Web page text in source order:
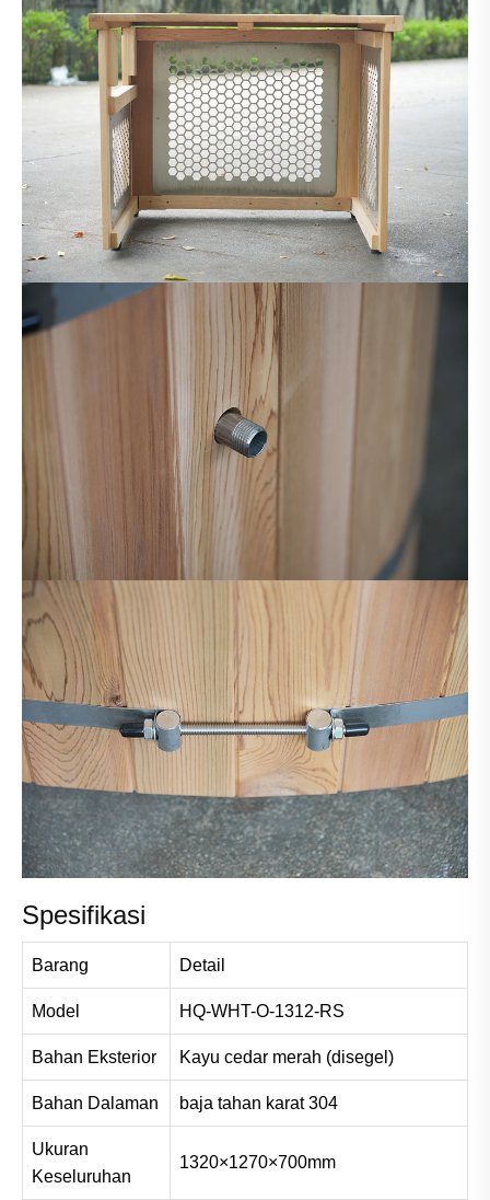
Spesifikasi
Barang Detail
Model HQ-WHT-O-1312-RS
Bahan Eksterior Kayu cedar merah (disegel)
Bahan Dalaman baja tahan karat 304
Ukuran
Keseluruhan
1320×1270×700mm